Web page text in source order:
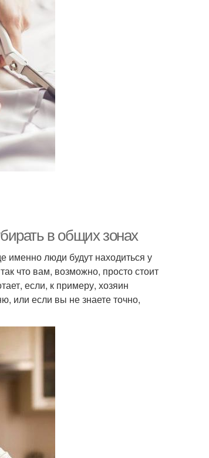
в общих зонах
именно люди будут находиться у
что вам, возможно, просто стоит
если, к примеру, хозяин
или если вы не знаете точно,